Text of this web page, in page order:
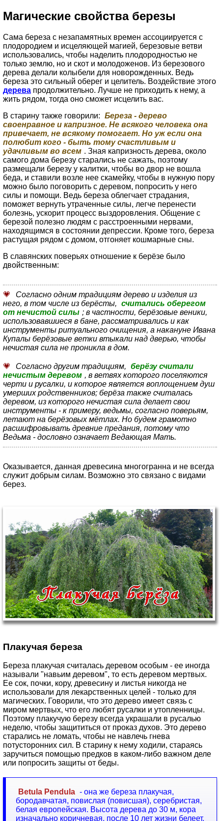
Магические свойства березы
Cама береза с незапамятных времен ассоциируется с
плодородием и исцеляющей магией, березовые ветви
использовались, чтобы наделить плодородностью не
только землю, но и скот и молодоженов. Из березового
дерева делали колыбели для новорожденных. Ведь
береза это сильный оберег и целитель. Воздействие этого
дерева продолжительно. Лучше не приходить к нему, а
жить рядом, тогда оно сможет исцелить вас.
В старину также говорили: Береза - дерево
своенравное и капризное. Не всякого человека она
привечает, не всякому помогает. Но уж если она
полюбит кого - быть тому счастливым и
удачливым во всем . Зная капризность дерева, около
самого дома березу старались не сажать, поэтому
размещали березу у калитки, чтобы во двор не вошла
беда, и ставили возле нее скамейку, чтобы в нужную пору
можно было поговорить с деревом, попросить у него
силы и помощи. Ведь береза облегчает страдания,
поможет вернуть утраченные силы, легче перенести
болезнь, ускорит процесс выздоровления. Общение с
березой полезно людям с расстроенными нервами,
находящимся в состоянии депрессии. Кроме того, береза
растущая рядом с домом, отгоняет кошмарные сны.
В славянских поверьях отношение к берёзе было
двойственным:
Согласно одним традициям дерево и изделия из
него, в том числе из берёсты, считались оберегом
от нечистой силы ; в частности, берёзовые веники,
использовавшиеся в бане, рассматривались и как
инструменты ритуального очищения, а накануне Ивана
Купалы берёзовые ветки втыкали над дверью, чтобы
нечистая сила не проникла в дом.
Согласно другим традициям, берёзу считали
нечистым деревом , в ветвях которого поселяются
черти и русалки, и которое является воплощением душ
умерших родственников; берёза также считалась
деревом, из которого нечистая сила делает свои
инструменты - к примеру, ведьмы, согласно поверьям,
летают на берёзовых мётлах. Но будем грамотно
расшифровывать древние предания, потому что
Ведьма - дословно означает Ведающая Мать.
Оказывается, данная древесина многогранна и не всегда
служит добрым силам. Возможно это связано с видами
берез.
Плакучая береза
Береза плакучая считалась деревом особым - ее иногда
называли "навьим деревом", то есть деревом мертвых.
Ее сок, почки, кору, древесину и листья никогда не
использовали для лекарственных целей - только для
магических. Говорили, что это дерево имеет связь с
миром мертвых, что его любят русалки и утопленницы.
Поэтому плакучую березу всегда украшали в русалью
неделю, чтобы защититься от проказ духов. Это дерево
старались не ломать, чтобы не навлечь гнева
потусторонних сил. В старину к нему ходили, стараясь
заручиться помощью предков в каком-либо важном деле
или попросить защиты от беды.
Betula Pendula - она же береза плакучая,
бородавчатая, повислая (повисшая), серебристая,
белая европейская. Высота дерева до 30 м, кора
изначально коричневая, после 10 лет жизни белеет.